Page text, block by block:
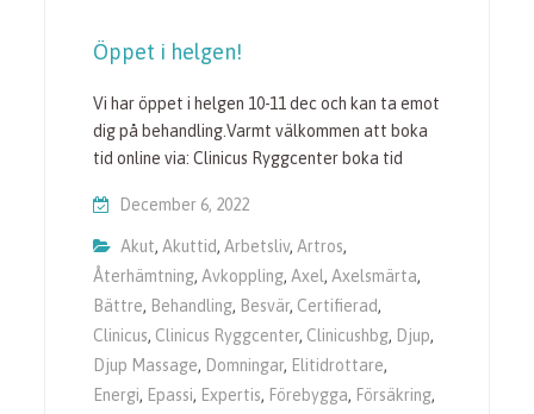
Öppet i helgen!
Vi har öppet i helgen 10-11 dec och kan ta emot
dig på behandling.Varmt välkommen att boka
tid online via: Clinicus Ryggcenter boka tid
December 6, 2022
Akut,Akuttid,Arbetsliv,Artros,
Återhämtning,Avkoppling,Axel ,Axelsmärta,
Bättre, Behandling, Besvär, Certifierad,
Clinicus, Clinicus Ryggcenter, Clinicushbg, Djup,
Djup Massage, Domningar, Elitidrottare,
Energi, Epassi, Expertis, Förebygga, Försäkring,